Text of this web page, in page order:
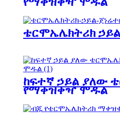
ቴርሞኤሌክትሪክ
ከፍተኛ ኃይል ያለው
የማቀዝቀዣ ሞዱል